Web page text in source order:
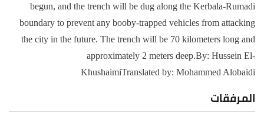
begun, and the trench will be dug along the Kerbala-Rumadi
boundary to prevent any booby-trapped vehicles from attacking
the city in the future. The trench will be 70 kilometers long and
approximately 2 meters deep.By: Hussein El-
KhushaimiTranslated by: Mohammed Alobaidi
المرفقات